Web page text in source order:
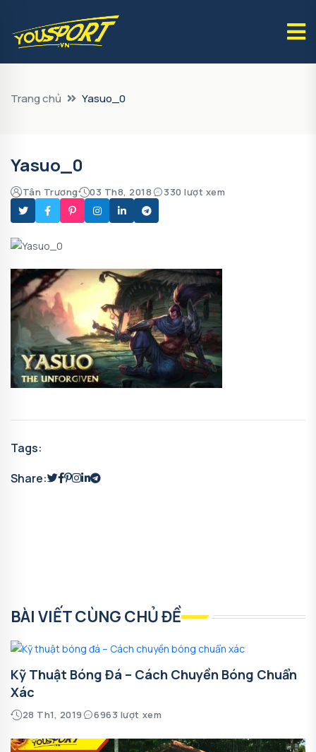
Trang chủ Yasuo_0
Yasuo_0
Tân Trương 03 Th8, 2018 330 lượt xem
Tags:
Share:
BÀI VIẾT CÙNG CHỦ ĐỀ
Kỹ Thuật Bóng Đá – Cách Chuyền Bóng Chuẩn
Xác
28 Th1, 2019 6963 lượt xem